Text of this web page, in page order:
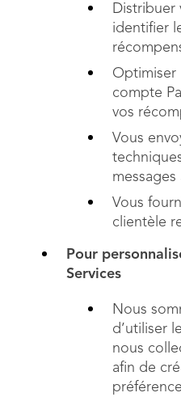
Distribuer
identifier
Optimiser
compte
vos
Vous
Vous
clientèle
Pour
Services
Nous
d’utiliser
nous
afin de